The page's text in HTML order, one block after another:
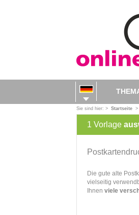
Sie sind hier: > Startseite >
1 Vorlage
Die gute alte
vielseitig
Ihnen viele